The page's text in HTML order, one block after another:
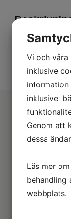
Ett
Information
Vi och våra
inklusive
information
inklusive:
Genom att
dessa
Läs mer
behandling
webbplats.